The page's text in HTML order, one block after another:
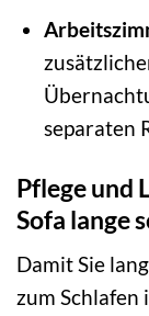
separaten
Pflege und
Sofa lange
Damit Sie
zum